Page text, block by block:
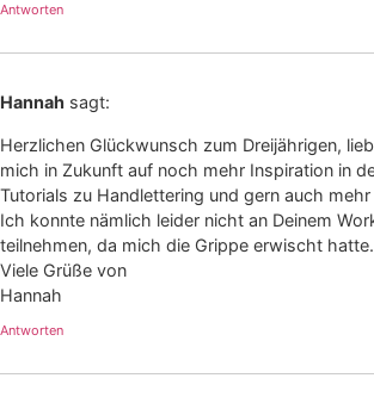
Antworten
Hannah sagt:
Herzlichen Glückwunsch zum Dreijährigen,
mich in Zukunft auf noch mehr Inspiration in
Tutorials zu Handlettering und gern auch
Ich konnte nämlich leider nicht an Deinem
teilnehmen, da mich die Grippe erwischt hatte.
Viele Grüße von
Hannah
Antworten